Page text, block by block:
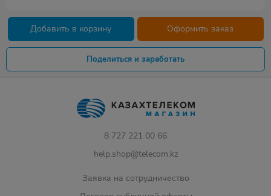
Добавить в корзину Оформить заказ
Поделиться и заработать
8 727 221 00 66
help.shop@telecom.kz
Заявка на сотрудничество